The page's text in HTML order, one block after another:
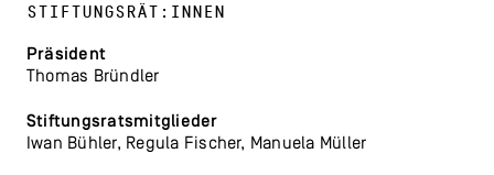
STIFTUNGSRÄT:INNEN
Präsident
Thomas Bründler
Stiftungsratsmitglieder
Iwan Bühler, Regula Fischer, Manuela Müller